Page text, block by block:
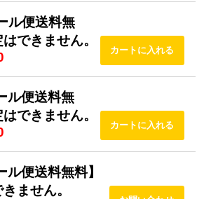
ル便送料無
できません。
ル便送料無
できません。
便送料無料】
ません。